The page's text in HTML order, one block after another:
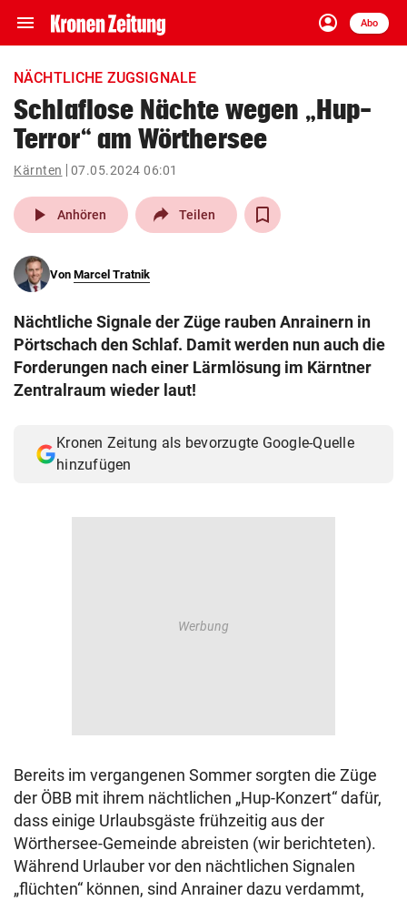
menu Navigation
ein-/ausklappen
account_circle
Anmelden
Abo
close Schließen
account_circle Anmelden
pin_drop
Wien arrow_right
search
eingeben
Muthgasse 2, 1190 Wien
NÄCHTLICHE ZUGSIGNALE
Schlaflose Nächte wegen „Hup-
Terror“ am Wörthersee
Kärnten 07.05.2024 06:01
play_arrow Anhören Teilen
Von Marcel Tratnik
Nächtliche Signale der Züge rauben Anrainern in
Pörtschach den Schlaf. Damit werden nun auch die
Forderungen nach einer Lärmlösung im Kärntner
Zentralraum wieder laut!
Kronen Zeitung als bevorzugte Google-Quelle
hinzufügen
Bereits im vergangenen Sommer sorgten die Züge
der ÖBB mit ihrem nächtlichen „Hup-Konzert“ dafür,
dass einige Urlaubsgäste frühzeitig aus der
Wörthersee-Gemeinde abreisten (wir berichteten).
Während Urlauber vor den nächtlichen Signalen
„flüchten“ können, sind Anrainer dazu verdammt,